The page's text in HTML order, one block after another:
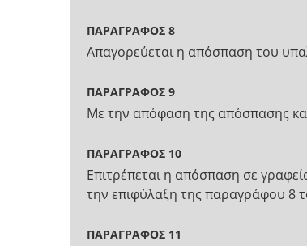
ΠΑΡΑΓΡΑΦΟΣ 8
Απαγορεύεται η απόσπαση του
ΠΑΡΑΓΡΑΦΟΣ 9
Με την απόφαση της απόσπασης
ΠΑΡΑΓΡΑΦΟΣ 10
Επιτρέπεται η απόσπαση σε
την επιφύλαξη της παραγράφου 8
ΠΑΡΑΓΡΑΦΟΣ 11